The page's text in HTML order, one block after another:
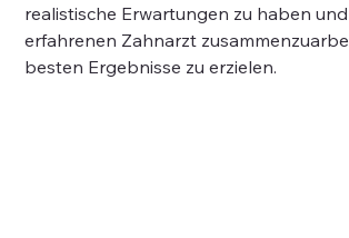
realistische Erwartungen zu haben
erfahrenen Zahnarzt
besten Ergebnisse zu erzielen.